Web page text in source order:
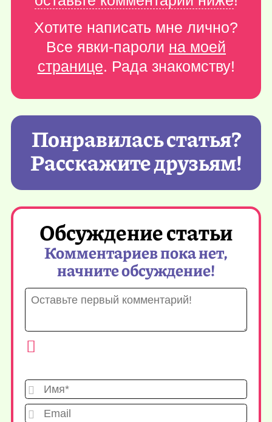
Хотите написать мне лично?
Все явки-пароли на моей
странице. Рада знакомству!
Понравилась статья?
Расскажите друзьям!
Обсуждение статьи
Комментариев пока нет,
начните обсуждение!
Имя*